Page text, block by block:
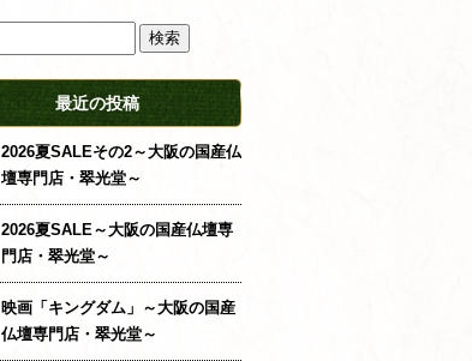
最近の投稿
2026夏SALEその2～大阪の国産仏
壇専門店・翠光堂～
2026夏SALE～大阪の国産仏壇専
門店・翠光堂～
映画「キングダム」～大阪の国産
仏壇専門店・翠光堂～